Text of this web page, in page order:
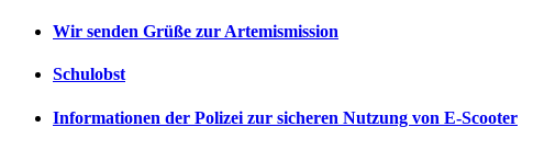
Wir senden Grüße zur Artemismission
Schulobst
Informationen der Polizei zur sicheren Nutzung von E-Scooter